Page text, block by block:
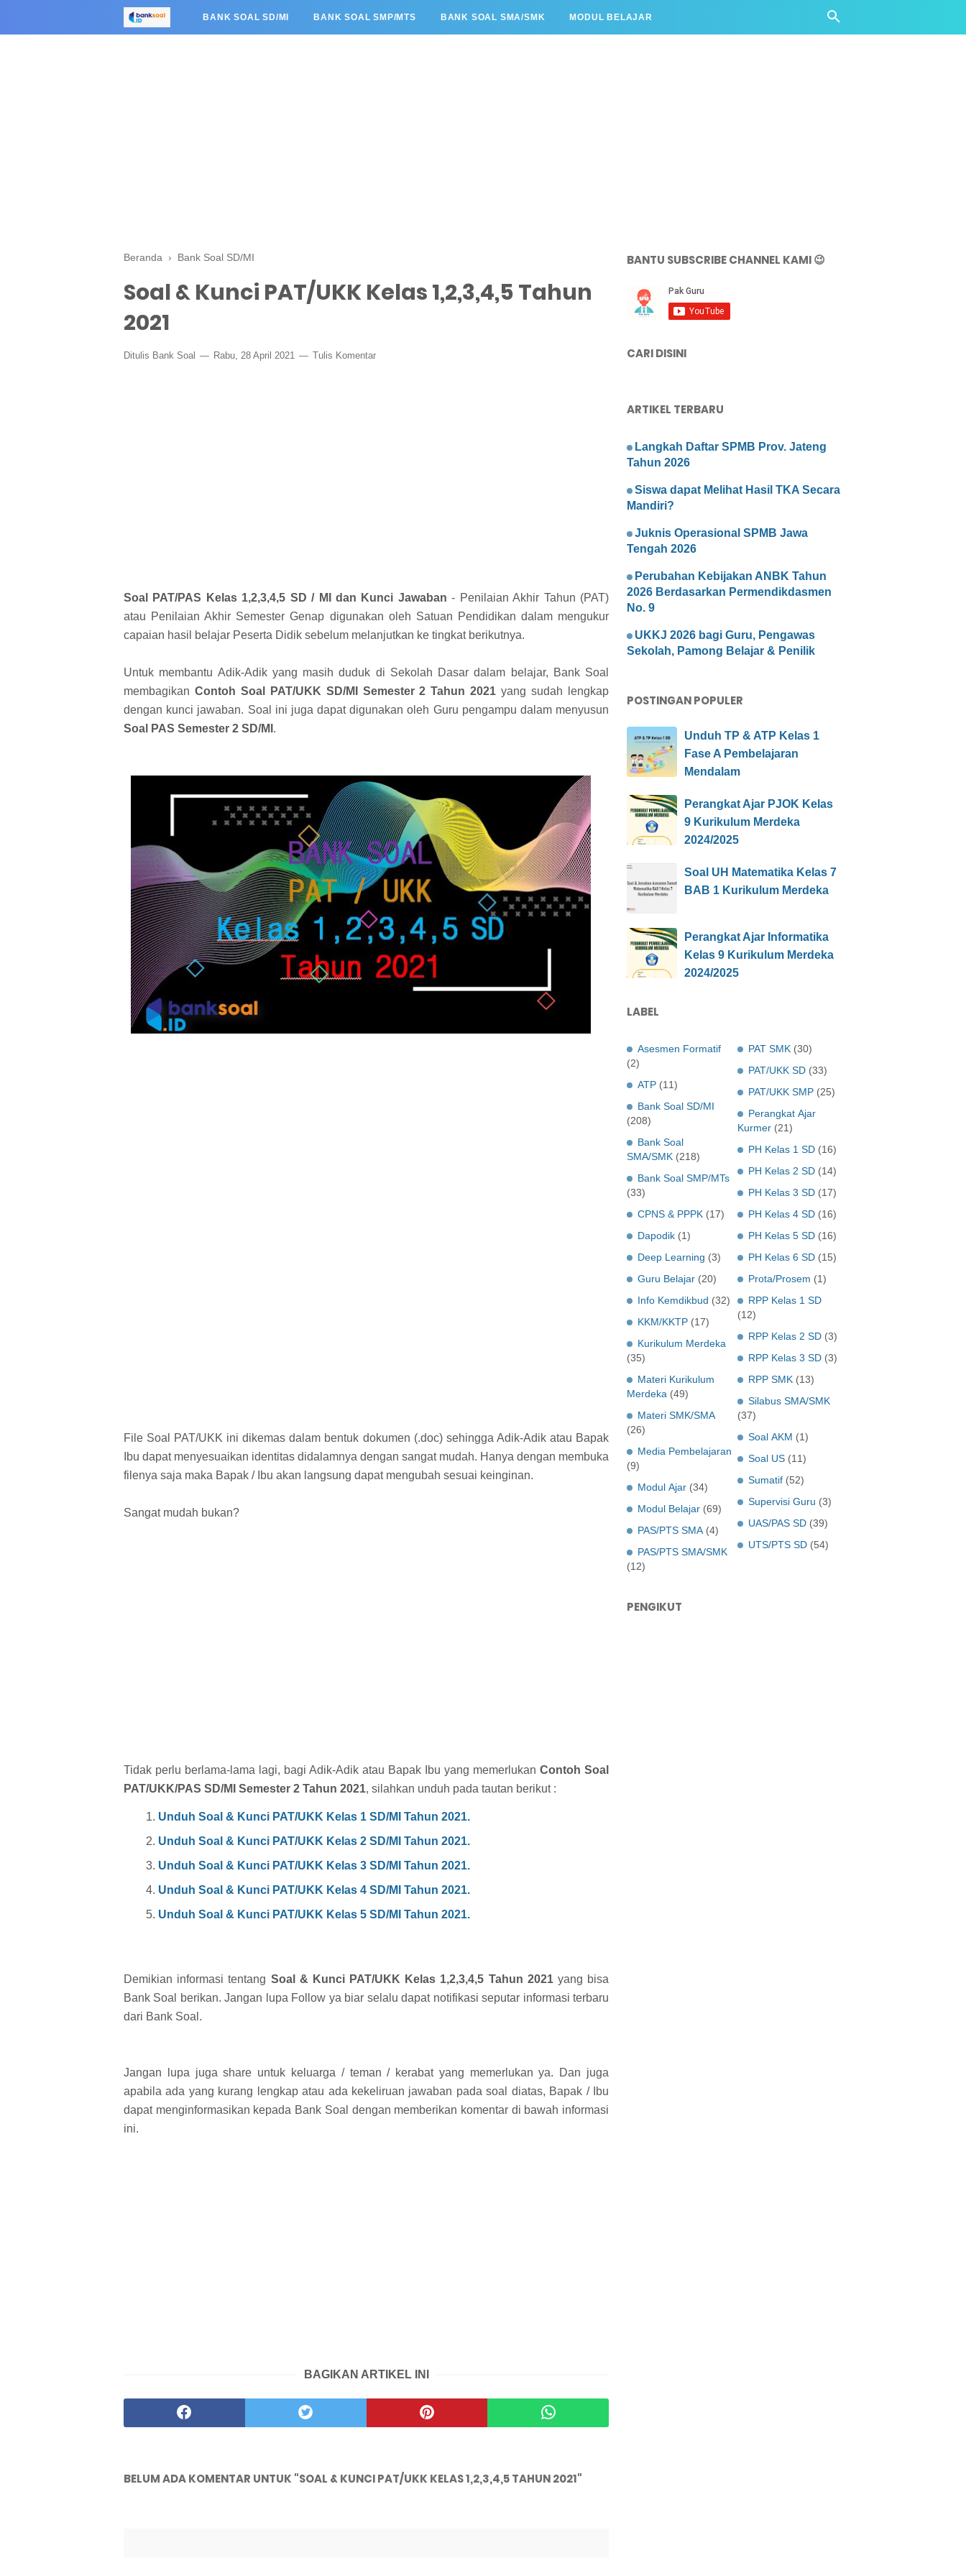
BANK SOAL SD/MI BANK SOAL SMP/MTS BANK SOAL SMA/SMK MODUL BELAJAR
Beranda › Bank Soal SD/MI
Soal & Kunci PAT/UKK Kelas 1,2,3,4,5 Tahun
2021
Ditulis Bank Soal Rabu, 28 April 2021 Tulis Komentar
Soal PAT/PAS Kelas 1,2,3,4,5 SD / MI dan Kunci Jawaban - Penilaian Akhir Tahun (PAT)
atau Penilaian Akhir Semester Genap digunakan oleh Satuan Pendidikan dalam mengukur
capaian hasil belajar Peserta Didik sebelum melanjutkan ke tingkat berikutnya.
Untuk membantu Adik-Adik yang masih duduk di Sekolah Dasar dalam belajar, Bank Soal
membagikan Contoh Soal PAT/UKK SD/MI Semester 2 Tahun 2021 yang sudah lengkap
dengan kunci jawaban. Soal ini juga dapat digunakan oleh Guru pengampu dalam menyusun
Soal PAS Semester 2 SD/MI .
File Soal PAT/UKK ini dikemas dalam bentuk dokumen (.doc) sehingga Adik-Adik atau Bapak
Ibu dapat menyesuaikan identitas didalamnya dengan sangat mudah. Hanya dengan membuka
filenya saja maka Bapak / Ibu akan langsung dapat mengubah sesuai keinginan.
Sangat mudah bukan?
Tidak perlu berlama-lama lagi, bagi Adik-Adik atau Bapak Ibu yang memerlukan Contoh Soal
PAT/UKK/PAS SD/MI Semester 2 Tahun 2021, silahkan unduh pada tautan berikut :
Unduh Soal & Kunci PAT/UKK Kelas 1 SD/MI Tahun 2021.
Unduh Soal & Kunci PAT/UKK Kelas 2 SD/MI Tahun 2021.
Unduh Soal & Kunci PAT/UKK Kelas 3 SD/MI Tahun 2021.
Unduh Soal & Kunci PAT/UKK Kelas 4 SD/MI Tahun 2021.
Unduh Soal & Kunci PAT/UKK Kelas 5 SD/MI Tahun 2021.
Demikian informasi tentang Soal & Kunci PAT/UKK Kelas 1,2,3,4,5 Tahun 2021yang bisa
Bank Soal berikan. Jangan lupa Follow ya biar selalu dapat notifikasi seputar informasi terbaru
dari Bank Soal.
Jangan lupa juga share untuk keluarga / teman / kerabat yang memerlukan ya. Dan juga
apabila ada yang kurang lengkap atau ada kekeliruan jawaban pada soal diatas, Bapak / Ibu
dapat menginformasikan kepada Bank Soal dengan memberikan komentar di bawah informasi
ini.
BAGIKAN ARTIKEL INI
BELUM ADA KOMENTAR UNTUK "SOAL & KUNCI PAT/UKK KELAS 1,2,3,4,5 TAHUN 2021"
BANTU SUBSCRIBE CHANNEL KAMI 😉
CARI DISINI
ARTIKEL TERBARU
Langkah Daftar SPMB Prov. Jateng
Tahun 2026
Siswa dapat Melihat Hasil TKA Secara
Mandiri?
Juknis Operasional SPMB Jawa
Tengah 2026
Perubahan Kebijakan ANBK Tahun
2026 Berdasarkan Permendikdasmen
No. 9
UKKJ 2026 bagi Guru, Pengawas
Sekolah, Pamong Belajar & Penilik
POSTINGAN POPULER
Unduh TP & ATP Kelas 1
Fase A Pembelajaran
Mendalam
Perangkat Ajar PJOK Kelas
9 Kurikulum Merdeka
2024/2025
Soal UH Matematika Kelas 7
BAB 1 Kurikulum Merdeka
Perangkat Ajar Informatika
Kelas 9 Kurikulum Merdeka
2024/2025
LABEL
Asesmen Formatif
(2)
ATP (11)
Bank Soal SD/MI
(208)
Bank Soal
SMA/SMK (218)
Bank Soal SMP/MTs
(33)
CPNS & PPPK (17)
Dapodik (1)
Deep Learning (3)
Guru Belajar (20)
Info Kemdikbud (32)
KKM/KKTP (17)
Kurikulum Merdeka
(35)
Materi Kurikulum
Merdeka (49)
Materi SMK/SMA
(26)
Media Pembelajaran
(9)
Modul Ajar (34)
Modul Belajar (69)
PAS/PTS SMA (4)
PAS/PTS SMA/SMK
(12)
PAT SMK (30)
PAT/UKK SD (33)
PAT/UKK SMP (25)
Perangkat Ajar
Kurmer (21)
PH Kelas 1 SD (16)
PH Kelas 2 SD (14)
PH Kelas 3 SD (17)
PH Kelas 4 SD (16)
PH Kelas 5 SD (16)
PH Kelas 6 SD (15)
Prota/Prosem (1)
RPP Kelas 1 SD
(12)
RPP Kelas 2 SD (3)
RPP Kelas 3 SD (3)
RPP SMK (13)
Silabus SMA/SMK
(37)
Soal AKM (1)
Soal US (11)
Sumatif (52)
Supervisi Guru (3)
UAS/PAS SD (39)
UTS/PTS SD (54)
PENGIKUT